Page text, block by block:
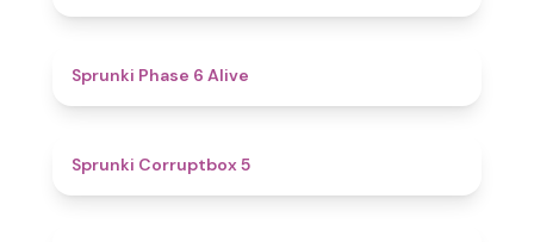
Sprunki Phase 6 Alive
Sprunki Corruptbox 5